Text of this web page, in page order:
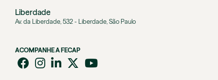
Liberdade
Av. da Liberdade, 532 - Liberdade, São Paulo
ACOMPANHE A FECAP